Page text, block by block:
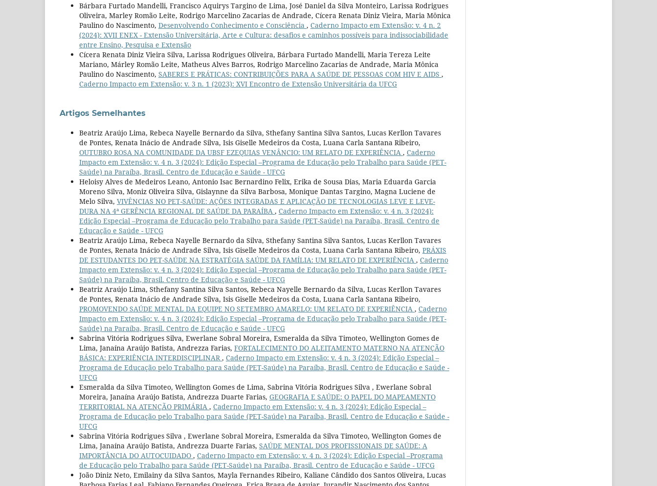
Bárbara Furtado Mandelli, Francisco Aquirys Targino de Lima, José Daniel da Silva Monteiro, Larissa Rodrigues
Oliveira, Marley Romão Leite, Rodrigo Marcelino Zacarias de Andrade, Cícera Renata Diniz Vieira, Maria Mônica
Paulino do Nascimento, Desenvolvendo Conhecimento e Consciência , Caderno Impacto em Extensão: v. 4 n. 2
(2024): XVII ENEX - Extensão Universitária, Arte e Cultura: desafios e caminhos possíveis para indissociabilidade
entre Ensino, Pesquisa e Extensão
Cícera Renata Diniz Vieira Silva, Larissa Rodrigues Oliveira, Bárbara Furtado Mandelli, Maria Tereza Leite
Mariano, Márley Romão Leite, Matheus Alves Barros, Rodrigo Marcelino Zacarias de Andrade, Maria Mônica
Paulino do Nascimento, SABERES E PRÁTICAS: CONTRIBUIÇÕES PARA A SAÚDE DE PESSOAS COM HIV E AIDS ,
Caderno Impacto em Extensão: v. 3 n. 1 (2023): XVI Encontro de Extensão Universitária da UFCG
Artigos Semelhantes
Beatriz Araújo Lima, Rebeca Nayelle Bernardo da Silva, Sthefany Santina Silva Santos, Lucas Kerllon Tavares
de Pontes, Renata Inácio de Andrade Silva, Isis Giselle Medeiros da Costa, Luana Carla Santana Ribeiro,
OUTUBRO ROSA NA COMUNIDADE DA UBSF EZEQUIAS VENÂNCIO: UM RELATO DE EXPERIÊNCIA , Caderno
Impacto em Extensão: v. 4 n. 3 (2024): Edição Especial –Programa de Educação pelo Trabalho para Saúde (PET-
Saúde) na Paraíba, Brasil. Centro de Educação e Saúde - UFCG
Heloisy Alves de Medeiros Leano, Antonio Isac Bernardino Felix, Erika de Sousa Dias, Maria Eduarda Garcia
Moreno Silva, Moniz Oliveira Silva, Gislaynne da Silva Barbosa, Monique Dantas Targino, Magna Luciene de
Melo Silva, VIVÊNCIAS NO PET-SAÚDE: AÇÕES INTEGRADAS E APLICAÇÃO DE TECNOLOGIAS LEVE E LEVE-
DURA NA 4ª GERÊNCIA REGIONAL DE SAÚDE DA PARAÍBA , Caderno Impacto em Extensão: v. 4 n. 3 (2024):
Edição Especial –Programa de Educação pelo Trabalho para Saúde (PET-Saúde) na Paraíba, Brasil. Centro de
Educação e Saúde - UFCG
Beatriz Araújo Lima, Rebeca Nayelle Bernardo da Silva, Sthefany Santina Silva Santos, Lucas Kerllon Tavares
de Pontes, Renata Inácio de Andrade Silva, Isis Giselle Medeiros da Costa, Luana Carla Santana Ribeiro, PRÁXIS
DE ESTUDANTES DO PET-SAÚDE NA ESTRATÉGIA SAÚDE DA FAMÍLIA: UM RELATO DE EXPERIÊNCIA , Caderno
Impacto em Extensão: v. 4 n. 3 (2024): Edição Especial –Programa de Educação pelo Trabalho para Saúde (PET-
Saúde) na Paraíba, Brasil. Centro de Educação e Saúde - UFCG
Beatriz Araújo Lima, Sthefany Santina Silva Santos, Rebeca Nayelle Bernardo da Silva, Lucas Kerllon Tavares
de Pontes, Renata Inácio de Andrade Silva, Isis Giselle Medeiros da Costa, Luana Carla Santana Ribeiro,
PROMOVENDO SAÚDE MENTAL DA EQUIPE NO SETEMBRO AMARELO: UM RELATO DE EXPERIÊNCIA , Caderno
Impacto em Extensão: v. 4 n. 3 (2024): Edição Especial –Programa de Educação pelo Trabalho para Saúde (PET-
Saúde) na Paraíba, Brasil. Centro de Educação e Saúde - UFCG
Sabrina Vitória Rodrigues Silva, Ewerlane Sobral Moreira, Esmeralda da Silva Timoteo, Wellington Gomes de
Lima, Janaína Araújo Batista, Andrezza Farias, FORTALECIMENTO DO ALEITAMENTO MATERNO NA ATENÇÃO
BÁSICA: EXPERIÊNCIA INTERDISCIPLINAR , Caderno Impacto em Extensão: v. 4 n. 3 (2024): Edição Especial –
Programa de Educação pelo Trabalho para Saúde (PET-Saúde) na Paraíba, Brasil. Centro de Educação e Saúde -
UFCG
Esmeralda da Silva Timoteo, Wellington Gomes de Lima, Sabrina Vitória Rodrigues Silva , Ewerlane Sobral
Moreira, Janaína Araújo Batista, Andrezza Duarte Farias, GEOGRAFIA E SAÚDE: O PAPEL DO MAPEAMENTO
TERRITORIAL NA ATENÇÃO PRIMÁRIA , Caderno Impacto em Extensão: v. 4 n. 3 (2024): Edição Especial –
Programa de Educação pelo Trabalho para Saúde (PET-Saúde) na Paraíba, Brasil. Centro de Educação e Saúde -
UFCG
Sabrina Vitória Rodrigues Silva , Ewerlane Sobral Moreira, Esmeralda da Silva Timoteo, Wellington Gomes de
Lima, Janaína Araújo Batista, Andrezza Duarte Farias, SAÚDE MENTAL DOS PROFISSIONAIS DE SAÚDE: A
IMPORTÂNCIA DO AUTOCUIDADO , Caderno Impacto em Extensão: v. 4 n. 3 (2024): Edição Especial –Programa
de Educação pelo Trabalho para Saúde (PET-Saúde) na Paraíba, Brasil. Centro de Educação e Saúde - UFCG
João Diniz Neto, Emilainy da Silva Santos, Mayla Fernandes Ribeiro, Kaliane Cândido dos Santos Oliveira, Lucas